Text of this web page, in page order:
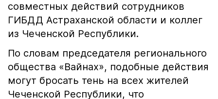
совместных действий сотрудников
ГИБДД Астраханской области и коллег
из Чеченской Республики.
По словам председателя регионального
общества «Вайнах», подобные действия
могут бросать тень на всех жителей
Чеченской Республики, что